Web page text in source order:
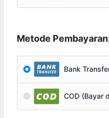
Metode
Bank
COD (Bayar